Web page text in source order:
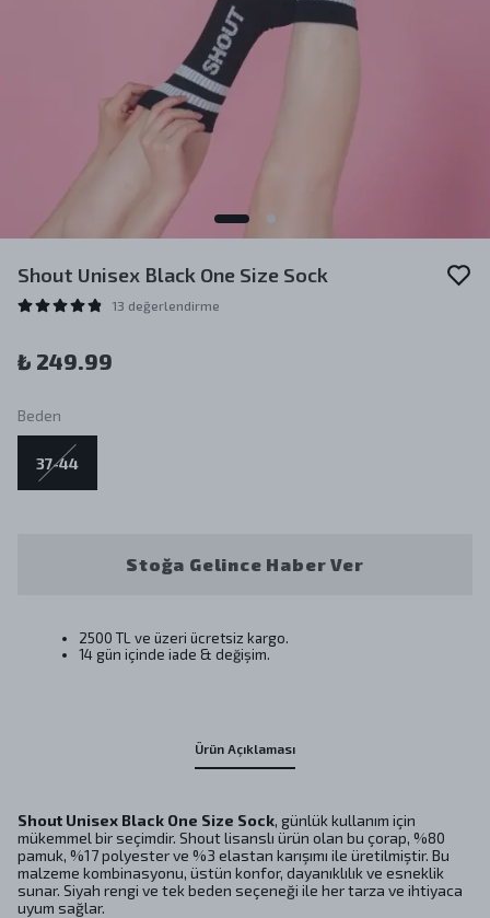
Shout Unisex Black One Size Sock
13 değerlendirme
₺ 249.99
Beden
37-44
Stoğa Gelince Haber Ver
2500 TL ve üzeri ücretsiz kargo.
14 gün içinde iade & değişim.
Ürün Açıklaması
Shout Unisex Black One Size Sock, günlük kullanım için
mükemmel bir seçimdir. Shout lisanslı ürün olan bu çorap, %80
pamuk, %17 polyester ve %3 elastan karışımı ile üretilmiştir. Bu
malzeme kombinasyonu, üstün konfor, dayanıklılık ve esneklik
sunar. Siyah rengi ve tek beden seçeneği ile her tarza ve ihtiyaca
uyum sağlar.